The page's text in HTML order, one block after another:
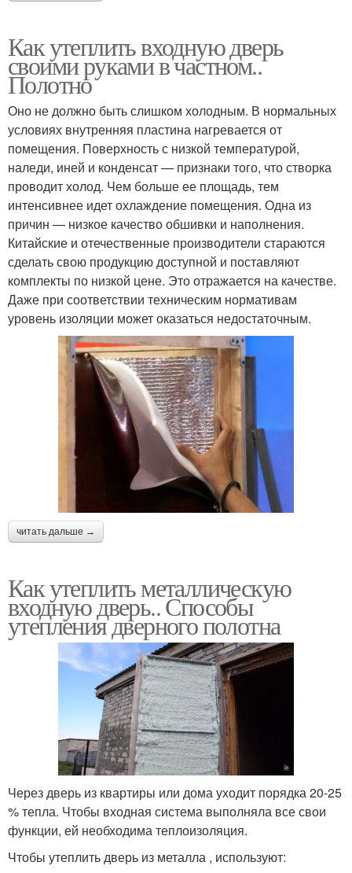
Как утеплить входную дверь
своими руками в частном..
Полотно
Оно не должно быть слишком холодным. В нормальных
условиях внутренняя пластина нагревается от
помещения. Поверхность с низкой температурой,
наледи, иней и конденсат — признаки того, что створка
проводит холод. Чем больше ее площадь, тем
интенсивнее идет охлаждение помещения. Одна из
причин — низкое качество обшивки и наполнения.
Китайские и отечественные производители стараются
сделать свою продукцию доступной и поставляют
комплекты по низкой цене. Это отражается на качестве.
Даже при соответствии техническим нормативам
уровень изоляции может оказаться недостаточным.
читать дальше →
Как утеплить металлическую
входную дверь.. Способы
утепления дверного полотна
Через дверь из квартиры или дома уходит порядка 20-25
% тепла. Чтобы входная система выполняла все свои
функции, ей необходима теплоизоляция.
Чтобы утеплить дверь из металла , используют: